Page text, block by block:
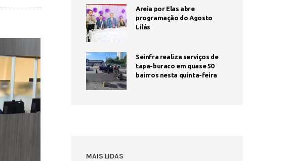
Areia por Elas abre
programação do Agosto
Lilás
Seinfra realiza serviços de
tapa-buraco em quase 50
bairros nesta quinta-feira
MAIS LIDAS